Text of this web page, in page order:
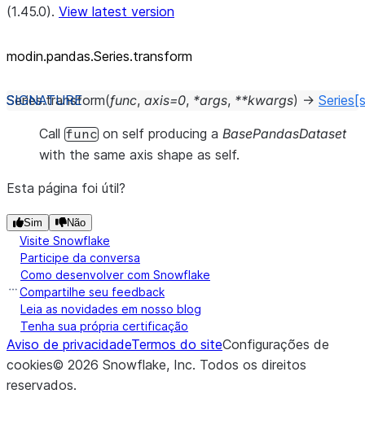
(1.45.0). View latest version
modin.pandas.Series.transform
Series.transform(func, axis=0, *args, **kwargs) → Series
Call func on self producing a BasePandasDataset
with the same axis shape as self.
Esta página foi útil?
Sim Não
Visite Snowflake
Participe da conversa
Como desenvolver com Snowflake
Compartilhe seu feedback
Leia as novidades em nosso blog
Tenha sua própria certificação
Aviso de privacidadeTermos do siteConfigurações de
cookies© 2026 Snowflake, Inc. Todos os direitos
reservados.